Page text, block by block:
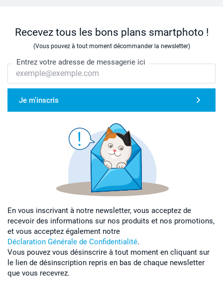
Recevez tous les bons plans smartphoto !
(Vous pouvez à tout moment décommander la newsletter)
Entrez votre adresse de messagerie ici
Je m'inscris
En vous inscrivant à notre newsletter, vous acceptez de
recevoir des informations sur nos produits et nos promotions,
et vous acceptez également notre
Déclaration Générale de Confidentialité.
Vous pouvez vous désinscrire à tout moment en cliquant sur
le lien de désinscription repris en bas de chaque newsletter
que vous recevrez.